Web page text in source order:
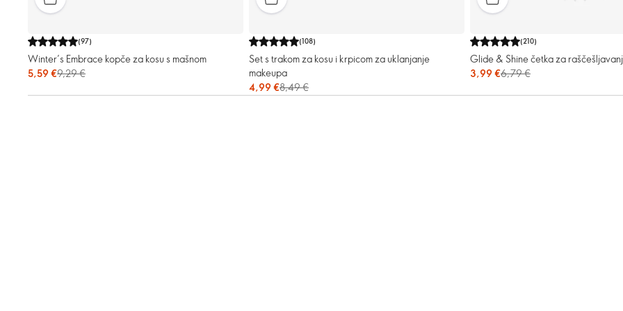
(97)
Winter’s Embrace kopče za kosu s mašnom
5,59 €9,29 €
(108)
Set s trakom za kosu i krpicom za uklanjanje
makeupa
4,99 €8,49 €
(210)
Glide & Shine četka za
3,99 €6,79 €